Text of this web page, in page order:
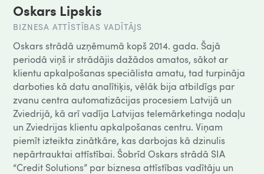
Oskars Lipskis
BIZNESA ATTĪSTĪBAS VADĪTĀJS
Oskars strādā uzņēmumā kopš 2014. gada. Šajā
periodā viņš ir strādājis dažādos amatos, sākot ar
klientu apkalpošanas speciālista amatu, tad turpināja
darboties kā datu analītiķis, vēlāk bija atbildīgs par
zvanu centra automatizācijas procesiem Latvijā un
Zviedrijā, kā arī vadīja Latvijas telemārketinga nodaļu
un Zviedrijas klientu apkalpošanas centru. Viņam
piemīt izteikta zinātkāre, kas darbojas kā dzinulis
nepārtrauktai attīstībai. Šobrīd Oskars strādā SIA
“Credit Solutions” par biznesa attīstības vadītāju un